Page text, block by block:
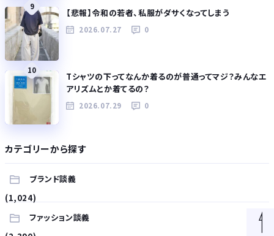
9
【悲報】令和の若者、私服がダサくなってしまう
2026.07.27 0
10
Tシャツの下ってなんか着るのが普通ってマジ？みんなエ
アリズムとか着てるの？
2026.07.29 0
カテゴリーから探す
ブランド談義
(1,024)
ファッション談義